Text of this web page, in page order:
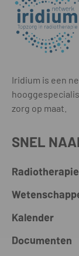
Iridium is een
zorg op maat.
SNEL
Radiotherapie
Kalender
Documenten